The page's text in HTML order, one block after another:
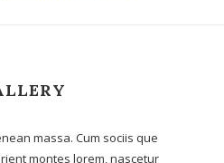
massa. Cum sociis que
montes lorem, nascetur